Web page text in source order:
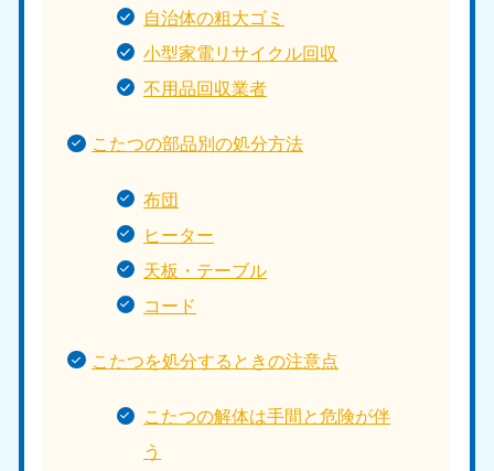
自治体の粗大ゴミ
小型家電リサイクル回収
不用品回収業者
こたつの部品別の処分方法
布団
ヒーター
天板・テーブル
コード
こたつを処分するときの注意点
こたつの解体は手間と危険が伴
う